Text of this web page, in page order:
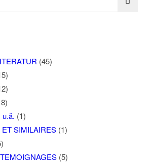
(45)
(1)
SIMILAIRES(1)
(5)